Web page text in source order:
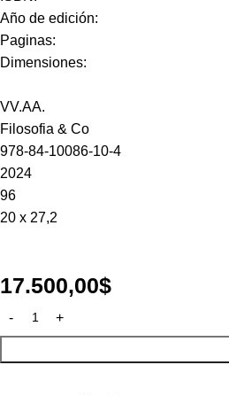
Año de edición:
Paginas:
Dimensiones:
VV.AA.
Filosofia & Co
978-84-10086-10-4
2024
96
20 x 27,2
17.500,00$